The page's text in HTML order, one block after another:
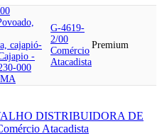
cajapió-
-
000
G-4619-
2/00
Comércio
Atacadista
Premium
DISTRIBUIDORA DE
Atacadista